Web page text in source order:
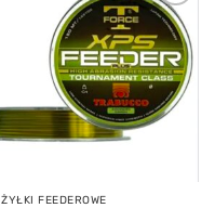
Add to
wishlist
ŻYŁKI FEEDEROWE